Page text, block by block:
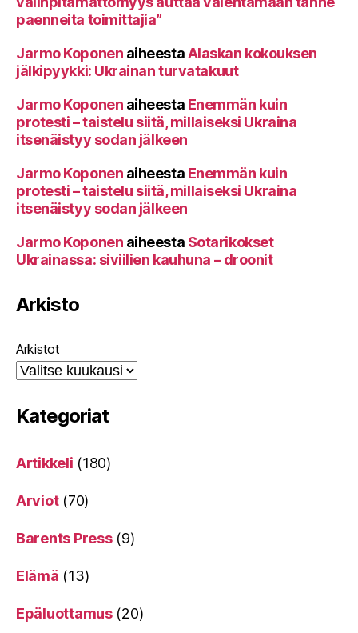
paenneita toimittajia”
Jarmo Koponen aiheestaAlaskan kokouksen
jälkipyykki: Ukrainan turvatakuut
Jarmo Koponen aiheesta Enemmän kuin
protesti – taistelu siitä, millaiseksi Ukraina
itsenäistyy sodan jälkeen
Jarmo Koponen aiheesta Enemmän kuin
protesti – taistelu siitä, millaiseksi Ukraina
itsenäistyy sodan jälkeen
Jarmo Koponen aiheesta Sotarikokset
Ukrainassa: siviilien kauhuna – droonit
Arkisto
Arkistot
Kategoriat
Artikkeli (180)
Arviot(70)
Barents Press(9)
Elämä (13)
Epäluottamus(20)